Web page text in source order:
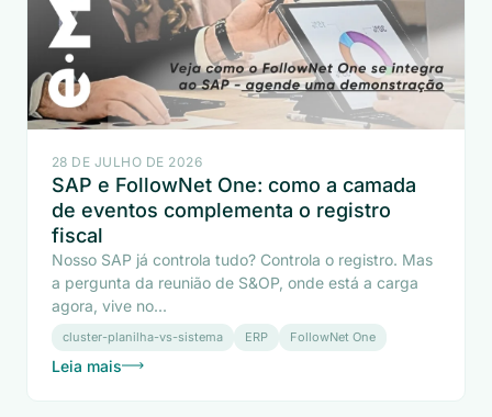
28 DE JULHO DE 2026
SAP e FollowNet One: como a camada
de eventos complementa o registro
fiscal
Nosso SAP já controla tudo? Controla o registro. Mas
a pergunta da reunião de S&OP, onde está a carga
agora, vive no...
cluster-planilha-vs-sistema ERP FollowNet One
Leia mais